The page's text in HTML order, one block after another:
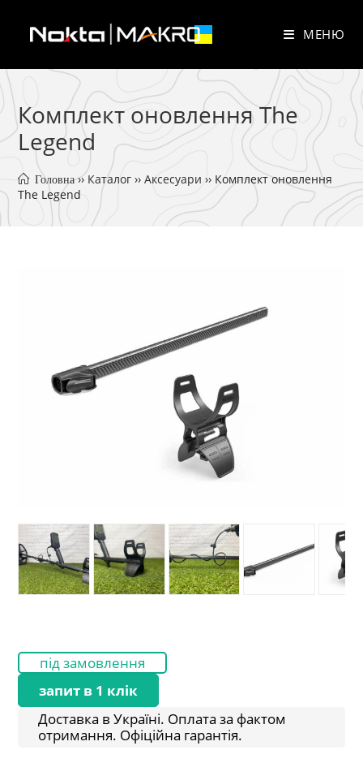
вмісту
МЕНЮ
Комплект оновлення The
Legend
Головна ›› Каталог ›› Аксесуари ›› Комплект оновлення
The Legend
під замовлення
запит в 1 клік
Доставка в Україні. Оплата за фактом
отримання. Офіційна гарантія.